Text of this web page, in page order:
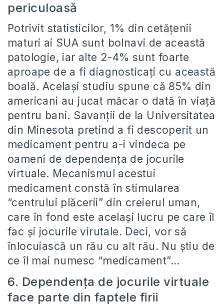
periculoasă
Potrivit statisticilor, 1% din cetăţenii
maturi ai SUA sunt bolnavi de această
patologie, iar alte 2-4% sunt foarte
aproape de a fi diagnosticaţi cu această
boală. Acelaşi studiu spune că 85% din
americani au jucat măcar o dată în viaţă
pentru bani. Savanţii de la Universitatea
din Minesota pretind a fi descoperit un
medicament pentru a-i vindeca pe
oameni de dependenţa de jocurile
virtuale. Mecanismul acestui
medicament constă în stimularea
“centrului plăcerii” din creierul uman,
care în fond este acelaşi lucru pe care îl
fac şi jocurile virutale. Deci, vor să
înlocuiască un rău cu alt rău. Nu ştiu de
ce îl mai numesc “medicament”…
6. Dependenţa de jocurile virtuale
face parte din faptele firii